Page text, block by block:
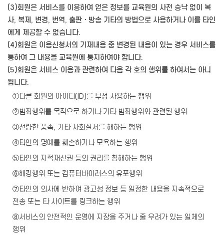
(3)회원은 서비스를 이용하여 얻은 정보를 교육원의 사전 승낙 없이 복
사, 복제, 변경, 번역, 출판ㆍ방송 기타의 방법으로 사용하거나 이를 타인
에게 제공할 수 없습니다.
(4)회원은 이용신청서의 기재내용 중 변경된 내용이 있는 경우 서비스를
통하여 그 내용을 교육원에 통지하여야 합니다.
(5)회원은 서비스 이용과 관련하여 다음 각 호의 행위를 하여서는 아니
됩니다.
①다른 회원의 아이디(ID)를 부정 사용하는 행위
②범죄행위를 목적으로 하거나 기타 범죄행위와 관련된 행위
③선량한 풍속, 기타 사회질서를 해하는 행위
④타인의 명예를 훼손하거나 모욕하는 행위
⑤타인의 지적재산권 등의 권리를 침해하는 행위
⑥해킹행위 또는 컴퓨터바이러스의 유포행위
⑦타인의 의사에 반하여 광고성 정보 등 일정한 내용을 지속적으로
전송 또는 타 사이트를 링크하는 행위
⑧서비스의 안전적인 운영에 지장을 주거나 줄 우려가 있는 일체의
행위